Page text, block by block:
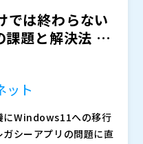
は終わらない
課題と解決法 ～
ット
Windows11への移行
シーアプリの問題に直